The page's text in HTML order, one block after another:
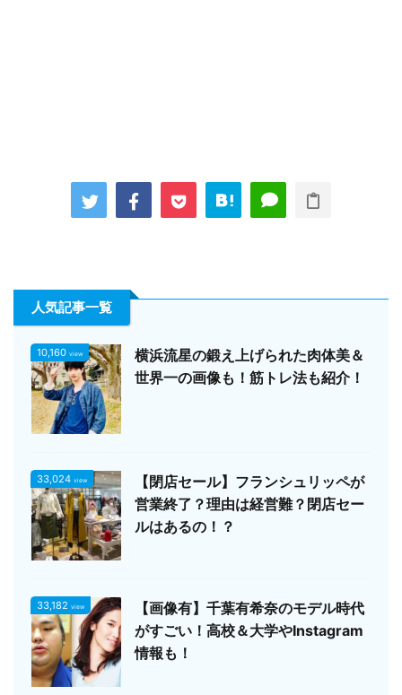
人気記事一覧
10,160 view
横浜流星の鍛え上げられた肉体美＆
世界一の画像も！筋トレ法も紹介！
33,024 view
【閉店セール】フランシュリッペが
営業終了？理由は経営難？閉店セー
ルはあるの！？
33,182 view
【画像有】千葉有希奈のモデル時代
がすごい！高校＆大学やInstagram
情報も！